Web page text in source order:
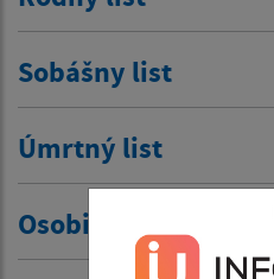
Sobášny list
Úmrtný list
Osobitná matrika